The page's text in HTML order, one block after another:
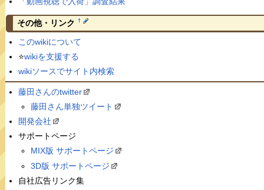
その他・リンク †
このwikiについて
⭐️wikiを支援する
wikiソースでサイト内検索
藤田さんのtwitter
藤田さん単独ツイート
開発会社
サポートページ
MIX版 サポートページ
3D版 サポートページ
自社広告リンク集